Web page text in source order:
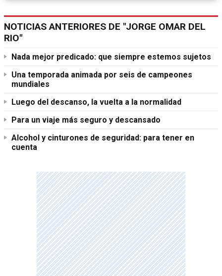
NOTICIAS ANTERIORES DE "JORGE OMAR DEL
RIO"
Nada mejor predicado: que siempre estemos sujetos
Una temporada animada por seis de campeones
mundiales
Luego del descanso, la vuelta a la normalidad
Para un viaje más seguro y descansado
Alcohol y cinturones de seguridad: para tener en
cuenta